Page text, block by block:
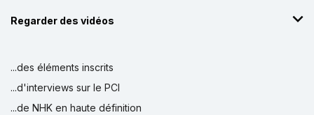
Regarder des vidéos
...des éléments inscrits
...d'interviews sur le PCI
...de NHK en haute définition